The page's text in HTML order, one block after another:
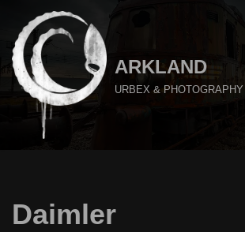
Aller
au
contenu
ARKLAND
URBEX & PHOTOGRAPHY
Daimler